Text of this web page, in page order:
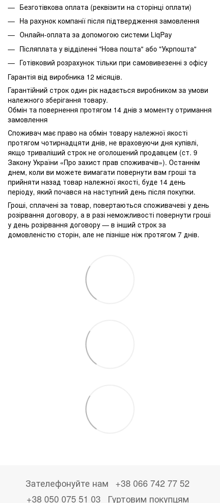
Безготівкова оплата (реквізити на сторінці оплати)
На рахунок компанії після підтвердження замовлення
Онлайн-оплата за допомогою системи LiqPay
Післяплата у відділенні "Нова пошта" або "Укрпошта"
Готівковий розрахунок тільки при самовивезенні з офісу
Гарантія від виробника 12 місяців.
Гарантійний строк один рік надається виробником за умови
належного зберігання товару.
Обмін та повернення протягом 14 днів з моменту отримання
замовлення
Споживач має право на обмін товару належної якості
протягом чотирнадцяти днів, не враховуючи дня купівлі,
якщо триваліший строк не оголошений продавцем (ст. 9
Закону України «Про захист прав споживачів»). Останнім
днем, коли ви можете вимагати повернути вам гроші та
прийняти назад товар належної якості, буде 14 день
періоду, який почався на наступний день після покупки.
Гроші, сплачені за товар, повертаються споживачеві у день
розірвання договору, а в разі неможливості повернути гроші
у день розірвання договору — в інший строк за
домовленістю сторін, але не пізніше ніж протягом 7 днів.
Зателефонуйте нам
+38 066 742 77 52
+38 050 075 51 03
Гуртовим покупцям